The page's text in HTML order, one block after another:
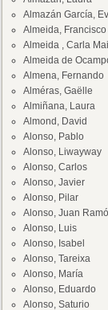
Almazán García,
Almeida, Francisco
Almeida , Carla
Almeida de
Almena, Fernando
Alméras, Gaëlle
Almiñana, Laura
Almond, David
Alonso, Pablo
Alonso, Liwayway
Alonso, Carlos
Alonso, Javier
Alonso, Pilar
Alonso, Juan
Alonso, Luis
Alonso, Isabel
Alonso, Tareixa
Alonso, María
Alonso, Eduardo
Alonso, Saturio